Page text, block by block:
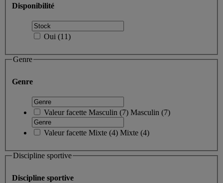
Disponibilité
Oui (11)
Genre
Genre
Valeur facette Masculin (7) Masculin (7)
Valeur facette Mixte (4) Mixte (4)
Discipline sportive
Discipline sportive